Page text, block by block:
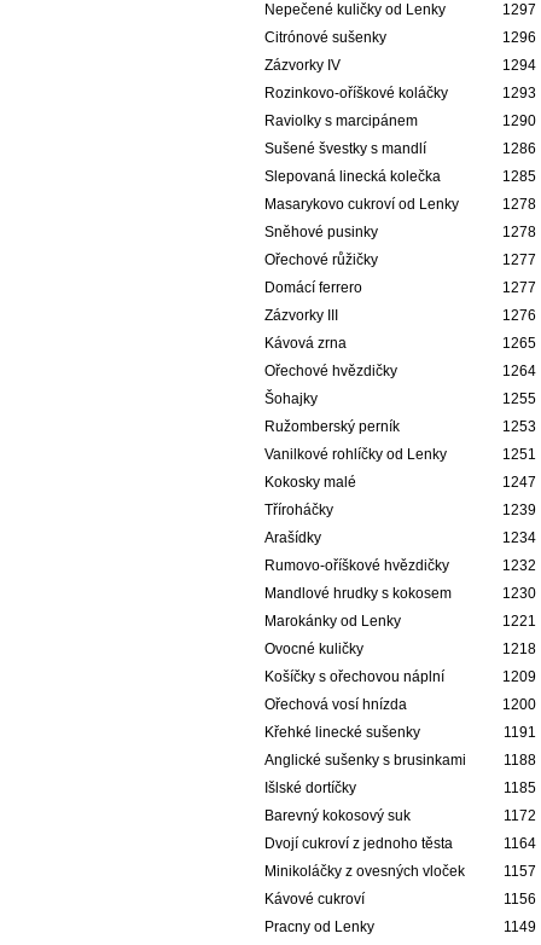
Nepečené kuličky od Lenky
1297
Citrónové sušenky
1296
Zázvorky IV
1294
Rozinkovo-oříškové koláčky
1293
Raviolky s marcipánem
1290
Sušené švestky s mandlí
1286
Slepovaná linecká kolečka
1285
Masarykovo cukroví od Lenky
1278
Sněhové pusinky
1278
Ořechové růžičky
1277
Domácí ferrero
1277
Zázvorky III
1276
Kávová zrna
1265
Ořechové hvězdičky
1264
Šohajky
1255
Ružomberský perník
1253
Vanilkové rohlíčky od Lenky
1251
Kokosky malé
1247
Tříroháčky
1239
Arašídky
1234
Rumovo-oříškové hvězdičky
1232
Mandlové hrudky s kokosem
1230
Marokánky od Lenky
1221
Ovocné kuličky
1218
Košíčky s ořechovou náplní
1209
Ořechová vosí hnízda
1200
Křehké linecké sušenky
1191
Anglické sušenky s brusinkami
1188
Išlské dortíčky
1185
Barevný kokosový suk
1172
Dvojí cukroví z jednoho těsta
1164
Minikoláčky z ovesných vloček
1157
Kávové cukroví
1156
Pracny od Lenky
1149